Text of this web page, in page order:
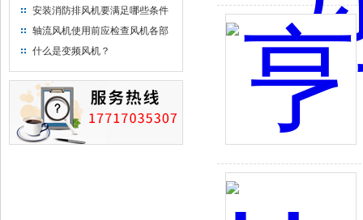
率与保护的智能选择
安装消防排风机要满足哪些条件
轴流风机使用前应检查风机各部
的间隙尺寸
什么是变频风机？